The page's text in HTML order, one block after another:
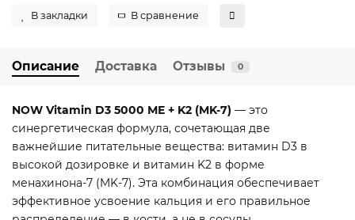
В закладки В сравнение
Описание Доставка Отзывы 0
NOW Vitamin D3 5000 МЕ + K2 (MK-7) — это
синергетическая формула, сочетающая две
важнейшие питательные вещества: витамин D3 в
высокой дозировке и витамин K2 в форме
менахинона-7 (MK-7). Эта комбинация обеспечивает
эффективное усвоение кальция и его правильное